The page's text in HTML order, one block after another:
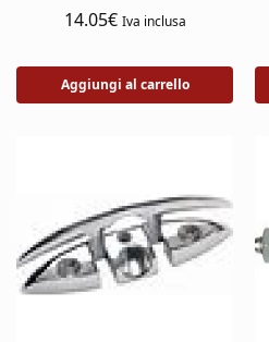
14.05€ Iva inclusa
Aggiungi al carrello